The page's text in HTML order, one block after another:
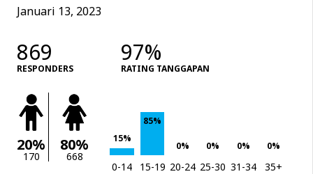
Januari 13, 2023
869
RESPONDERS
97%
RATING TANGGAPAN
20%
170
80%
668
15%
85%
0% 0% 0% 0%
0-14 15-19 20-24 25-30 31-34 35+